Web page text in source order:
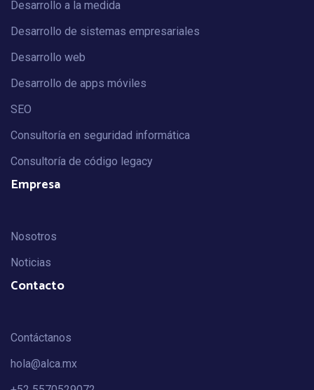
Desarrollo a la medida
Desarrollo de sistemas empresariales
Desarrollo web
Desarrollo de apps móviles
SEO
Consultoría en seguridad informática
Consultoría de código legacy
Empresa
Nosotros
Noticias
Contacto
Contáctanos
hola@alca.mx